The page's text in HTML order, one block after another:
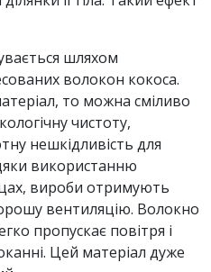
шляхом
волокон кокоса.
то можна сміливо
чистоту,
нешкідливість для
використанню
вироби отримують
вентиляцію. Волокно
пропускає повітря і
Цей матеріал дуже